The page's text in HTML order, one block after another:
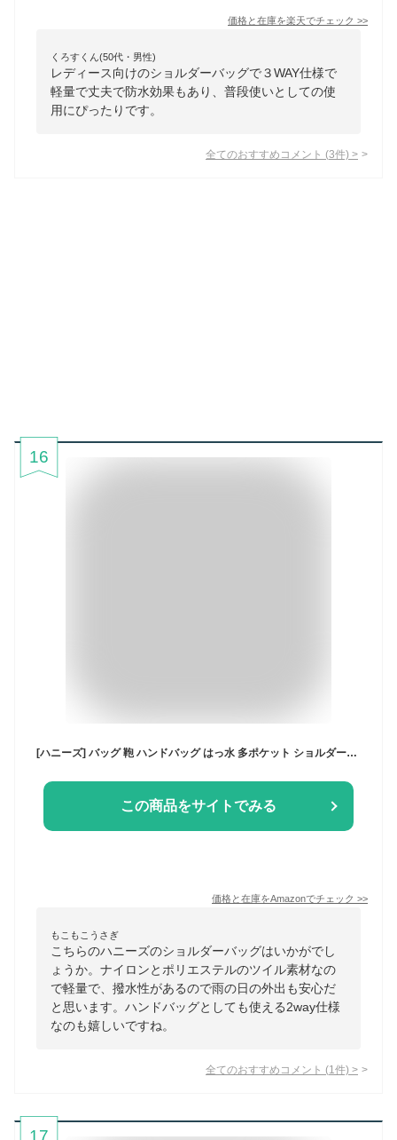
価格と在庫を楽天でチェック >>
くろすくん(50代・男性)
レディース向けのショルダーバッグで３WAY仕様で
軽量で丈夫で防水効果もあり、普段使いとしての使
用にぴったりです。
全てのおすすめコメント (3件) >
16
[ハニーズ] バッグ 鞄 ハンドバッグ はっ水 多ポケット ショルダーバッグ オフィス きれいめ レディース 多ポケットハンドバッグ 268121880893 ネイビー
この商品をサイトでみる
価格と在庫をAmazonでチェック >>
もこもこうさぎ
こちらのハニーズのショルダーバッグはいかがでし
ょうか。ナイロンとポリエステルのツイル素材なの
で軽量で、撥水性があるので雨の日の外出も安心だ
と思います。ハンドバッグとしても使える2way仕様
なのも嬉しいですね。
全てのおすすめコメント (1 件) >